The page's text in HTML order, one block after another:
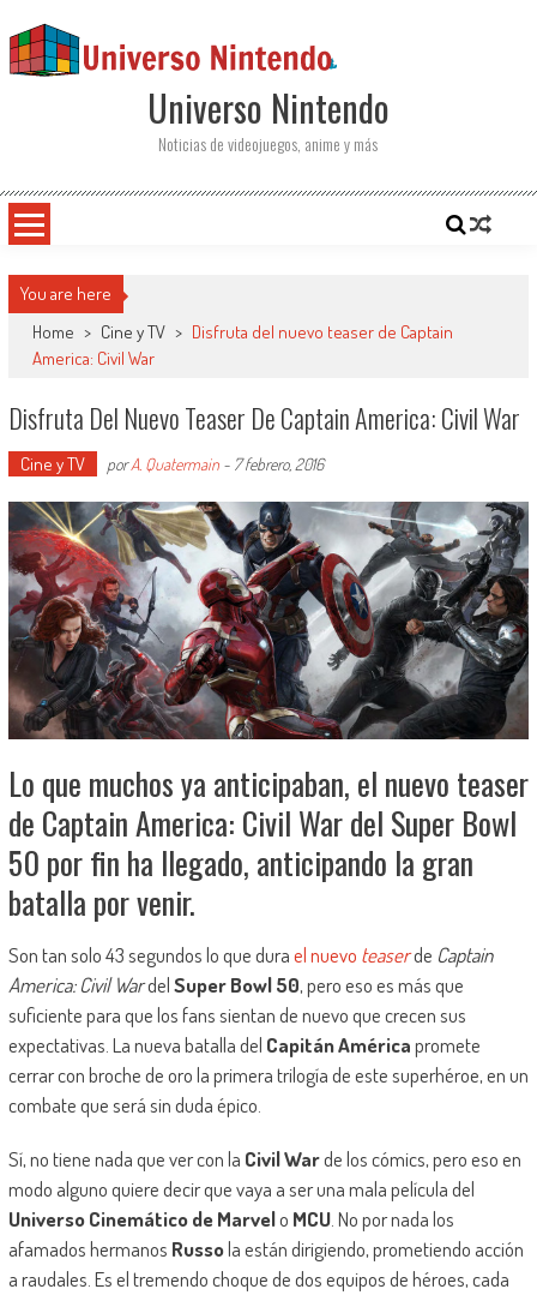
Universo Nintendo
Noticias de videojuegos, anime y más
You are here
Home > Cine y TV > Disfruta del nuevo teaser de Captain
America: Civil War
Disfruta Del Nuevo Teaser De Captain America: Civil War
Cine y TV porA. Quatermain- 7 febrero, 2016
Lo que muchos ya anticipaban, el nuevo teaser
de Captain America: Civil War del Super Bowl
50 por fin ha llegado, anticipando la gran
batalla por venir.
Son tan solo 43 segundos lo que durael nuevo teaserde Captain
America: Civil WardelSuper Bowl 50, pero eso es más que
suficiente para que los fans sientan de nuevo que crecen sus
expectativas. La nueva batalla del Capitán Américapromete
cerrar con broche de oro la primera trilogía de este superhéroe, en un
combate que será sin duda épico.
Sí, no tiene nada que ver con la Civil Warde los cómics, pero eso en
modo alguno quiere decir que vaya a ser una mala película del
Universo Cinemático de Marvelo MCU. No por nada los
afamados hermanos Russola están dirigiendo, prometiendo acción
a raudales. Es el tremendo choque de dos equipos de héroes, cada